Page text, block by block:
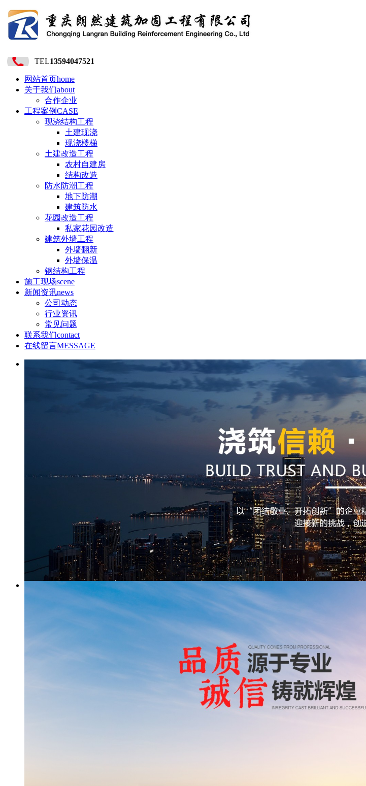
TEL13594047521
网站首页home
关于我们about
合作企业
工程案例CASE
现浇结构工程
土建现浇
现浇楼梯
土建改造工程
农村自建房
结构改造
防水防潮工程
地下防潮
建筑防水
花园改造工程
私家花园改造
建筑外墙工程
外墙翻新
外墙保温
钢结构工程
施工现场scene
新闻资讯news
公司动态
行业资讯
常见问题
联系我们contact
在线留言MESSAGE